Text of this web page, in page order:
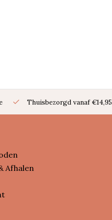
Thuisbezorgd vanaf €14,95
Afhalen